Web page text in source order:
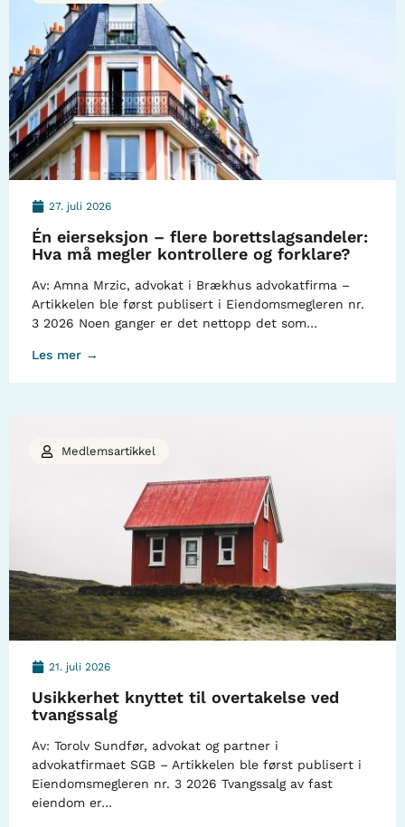
27. juli 2026
Én eierseksjon – flere borettslagsandeler:
Hva må megler kontrollere og forklare?
Av: Amna Mrzic, advokat i Brækhus advokatfirma –
Artikkelen ble først publisert i Eiendomsmegleren nr.
3 2026 Noen ganger er det nettopp det som…
Les mer →
21. juli 2026
Usikkerhet knyttet til overtakelse ved
tvangssalg
Av: Torolv Sundfør, advokat og partner i
advokatfirmaet SGB – Artikkelen ble først publisert i
Eiendomsmegleren nr. 3 2026 Tvangssalg av fast
eiendom er…
Medlemsartikkel